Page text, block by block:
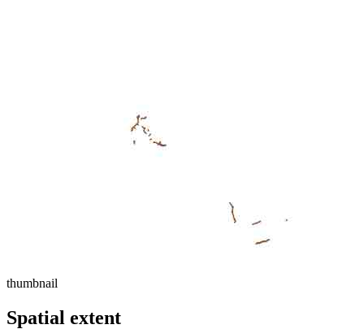
thumbnail
Spatial extent